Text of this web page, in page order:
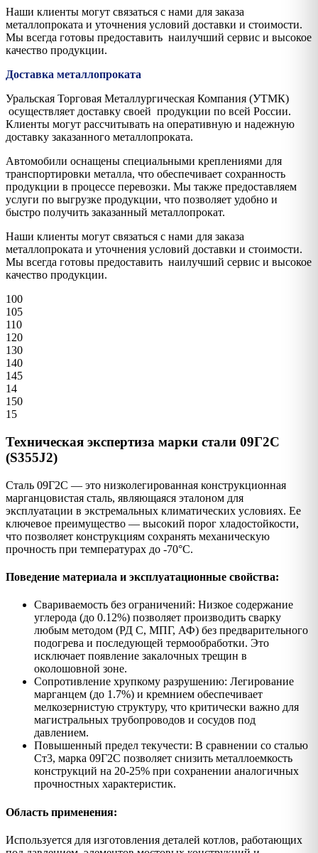
Наши клиенты могут связаться с нами для заказа
металлопроката и уточнения условий доставки и стоимости.
Мы всегда готовы предоставить наилучший сервис и высокое
качество продукции.
Доставка металлопроката
Уральская Торговая Металлургическая Компания (УТМК)
осуществляет доставку своей продукции по всей России.
Клиенты могут рассчитывать на оперативную и надежную
доставку заказанного металлопроката.
Автомобили оснащены специальными креплениями для
транспортировки металла, что обеспечивает сохранность
продукции в процессе перевозки. Мы также предоставляем
услуги по выгрузке продукции, что позволяет удобно и
быстро получить заказанный металлопрокат.
Наши клиенты могут связаться с нами для заказа
металлопроката и уточнения условий доставки и стоимости.
Мы всегда готовы предоставить наилучший сервис и высокое
качество продукции.
100
105
110
120
130
140
145
14
150
15
Техническая экспертиза марки стали 09Г2С
(S355J2)
Сталь 09Г2С — это низколегированная конструкционная
марганцовистая сталь, являющаяся эталоном для
эксплуатации в экстремальных климатических условиях. Ее
ключевое преимущество — высокий порог хладостойкости,
что позволяет конструкциям сохранять механическую
прочность при температурах до -70°C.
Поведение материала и эксплуатационные свойства:
Свариваемость без ограничений: Низкое содержание
углерода (до 0.12%) позволяет производить сварку
любым методом (РД С, МПГ, АФ) без предварительного
подогрева и последующей термообработки. Это
исключает появление закалочных трещин в
околошовной зоне.
Сопротивление хрупкому разрушению: Легирование
марганцем (до 1.7%) и кремнием обеспечивает
мелкозернистую структуру, что критически важно для
магистральных трубопроводов и сосудов под
давлением.
Повышенный предел текучести: В сравнении со сталью
Ст3, марка 09Г2С позволяет снизить металлоемкость
конструкций на 20-25% при сохранении аналогичных
прочностных характеристик.
Область применения:
Используется для изготовления деталей котлов, работающих